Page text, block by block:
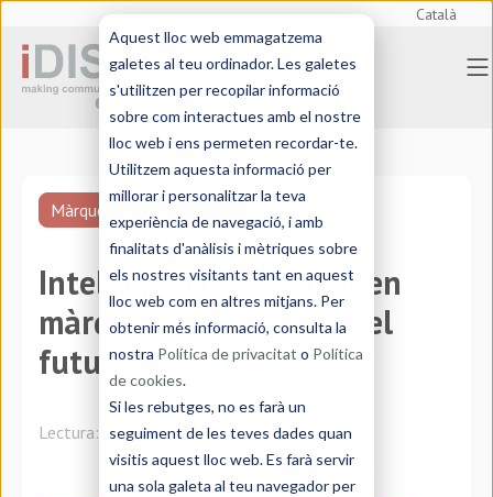
Aquest lloc web emmagatzema
galetes al teu ordinador. Les galetes
s'utilitzen per recopilar informació
sobre com interactues amb el nostre
lloc web i ens permeten recordar-te.
Utilitzem aquesta informació per
millorar i personalitzar la teva
experiència de navegació, i amb
finalitats d'anàlisis i mètriques sobre
els nostres visitants tant en aquest
lloc web com en altres mitjans. Per
obtenir més informació, consulta la
nostra Política de privacitat o Política
de cookies.
Si les rebutges, no es farà un
seguiment de les teves dades quan
visitis aquest lloc web. Es farà servir
una sola galeta al teu navegador per
Català
Màrqueting internacional
Intel·ligència artificial en
màrqueting? Com serà el
futur del sector
Lectura: 5 minutos